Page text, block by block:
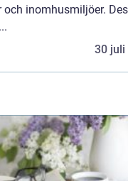
inomhusmiljöer.
30 juli